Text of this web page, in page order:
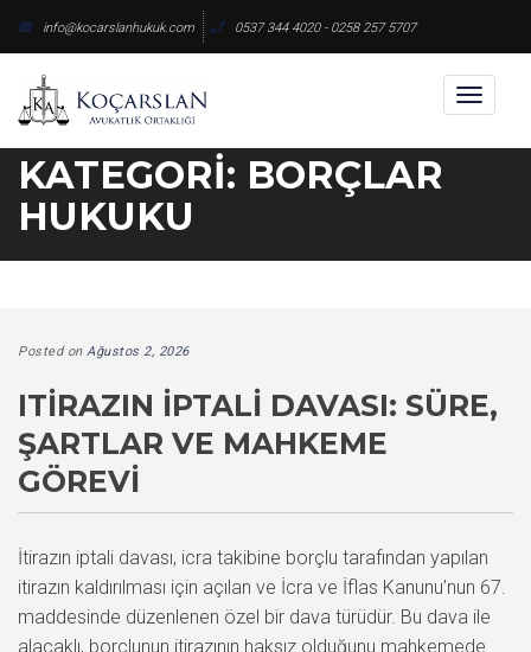
content
info@kocarslanhukuk.com 0537 344 4020 - 0258 257 5707
Toggle
KATEGORI: BORÇLAR
HUKUKU
Posted on Ağustos 2, 2026
ITIRAZIN İPTALI DAVASI: SÜRE,
ŞARTLAR VE MAHKEME
GÖREVI
İtirazın iptali davası, icra takibine borçlu tarafından yapılan
itirazın kaldırılması için açılan ve İcra ve İflas Kanunu’nun 67.
maddesinde düzenlenen özel bir dava türüdür. Bu dava ile
alacaklı, borçlunun itirazının haksız olduğunu mahkemede